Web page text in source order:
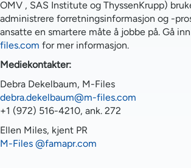
OMV , SAS Institute og ThyssenKrupp)
administrere forretningsinformasjon og -
ansatte en smartere måte å jobbe på. Gå
files.com for mer informasjon.
Mediekontakter:
Debra Dekelbaum, M-Files
debra.dekelbaum@m-files.com
+1 (972) 516-4210, ank. 272
Ellen Miles, kjent PR
M-Files @famapr.com